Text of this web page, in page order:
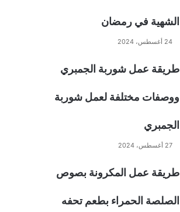
الشهية في رمضان
24 أغسطس، 2024
طريقة عمل شوربة الجمبري
ووصفات مختلفة لعمل شوربة
الجمبري
27 أغسطس، 2024
طريقة عمل المكرونة بصوص
الصلصة الحمراء بطعم تحفه